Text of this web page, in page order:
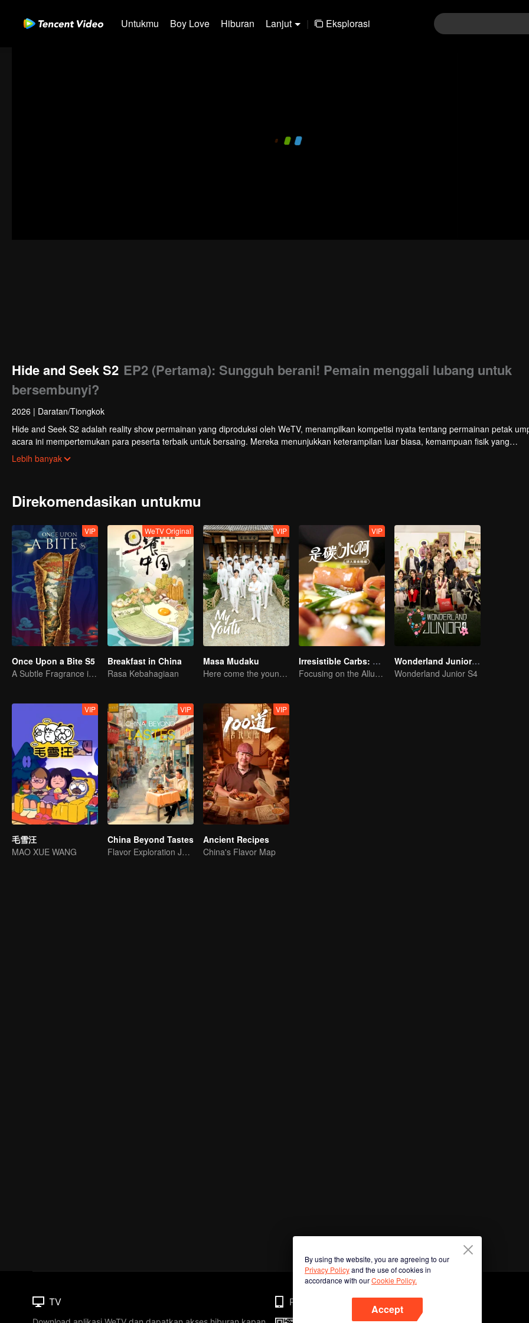
Untukmu Boy Love Hiburan Lanjut | Eksplorasi
Hide and Seek S2 EP2 (Pertama): Sungguh berani! Pemain menggali lubang untuk
bersembunyi?
2026 | Daratan/Tiongkok
Hide and Seek S2 adalah reality show permainan yang diproduksi oleh WeTV, menampilkan kompetisi nyata tentang permainan petak
acara ini mempertemukan para peserta terbaik untuk bersaing. Mereka menunjukkan keterampilan luar biasa, kemampuan fisik yang
mengesankan, dan kecerdasan tinggi, menggunakan berbagai strategi cerdik untuk menghindari pencarian besar-besaran oleh tim
Lebih banyak
Direkomendasikan untukmu
VIP
Once Upon a Bite S5
A Subtle Fragrance in Flavor
WeTV Original
Breakfast in China
Rasa Kebahagiaan
VIP
Masa Mudaku
Here come the young traditional culture fans!
VIP
Irresistible Carbs: Tempting Food Collection
Focusing on the Allure of Carbohydrate Staples
Wonderland Junior S4
Wonderland Junior S4
VIP
毛雪汪
MAO XUE WANG
VIP
China Beyond Tastes
Flavor Exploration Journey of Chen Xiaoqing
VIP
Ancient Recipes
China's Flavor Map
By using the website, you are agreeing to our
Privacy Policyand the use of cookies in
accordance with ourCookie Policy.
Accept
TV Phone